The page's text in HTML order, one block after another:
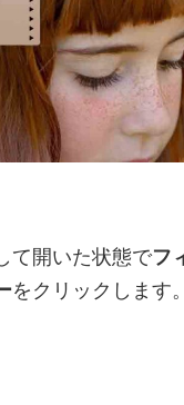
て開いた状態でフ
をクリックします。